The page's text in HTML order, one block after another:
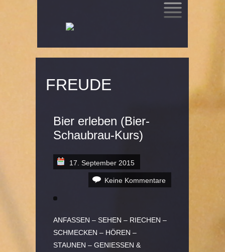
TO
FREUDE
Bier erleben (Bier-
Schaubrau-Kurs)
17. September 2015
Keine Kommentare
ANFASSEN – SEHEN – RIECHEN –
SCHMECKEN – HÖREN –
STAUNEN – GENIESSEN &